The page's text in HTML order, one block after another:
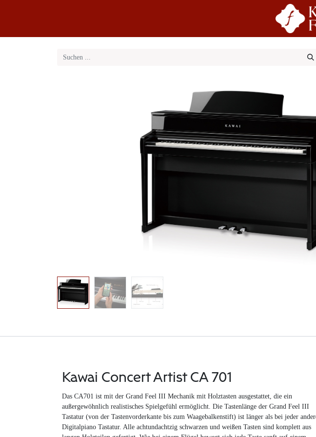
Kawai Concert Artist CA 701
Das CA701 ist mit der Grand Feel III Mechanik mit Holztasten ausgestattet, die ein
außergewöhnlich realistisches Spielgefühl ermöglicht. Die Tastenlänge der Grand Feel III
Tastatur (von der Tastenvorderkante bis zum Waagebalkenstift) ist länger als bei jeder
Digitalpiano Tastatur. Alle achtundachtzig schwarzen und weißen Tasten sind komplett aus